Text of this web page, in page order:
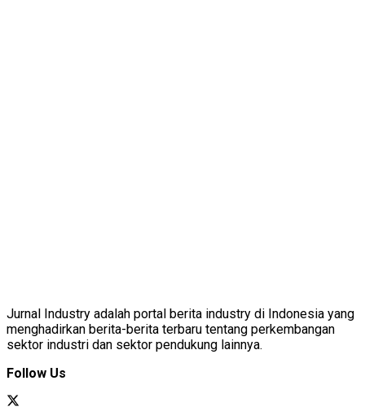
Jurnal Industry adalah portal berita industry di Indonesia yang
menghadirkan berita-berita terbaru tentang perkembangan
sektor industri dan sektor pendukung lainnya.
Follow Us